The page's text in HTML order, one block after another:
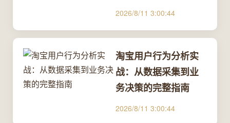
2026/8/11 3:00:44
淘宝用户行为分析实
战：从数据采集到业
务决策的完整指南
2026/8/11 3:00:44